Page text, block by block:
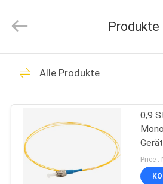
HAUS
PRODUKTE
ÜBER
UNS
Rights
by
Produkte
Alle Produkte
0,9